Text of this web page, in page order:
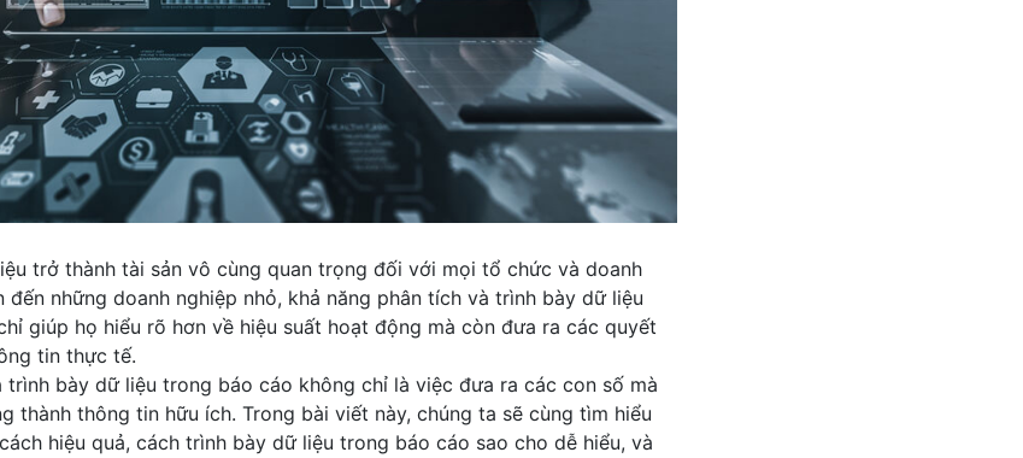
trở thành tài sản vô cùng quan trọng đối với mọi tổ chức và doanh
đến những doanh nghiệp nhỏ, khả năng phân tích và trình bày dữ liệu
giúp họ hiểu rõ hơn về hiệu suất hoạt động mà còn đưa ra các quyết
tin thực tế.
trình bày dữ liệu trong báo cáo không chỉ là việc đưa ra các con số mà
thành thông tin hữu ích. Trong bài viết này, chúng ta sẽ cùng tìm hiểu
hiệu quả, cách trình bày dữ liệu trong báo cáo sao cho dễ hiểu, và